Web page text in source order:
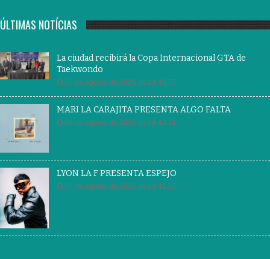
ÚLTIMAS NOTÍCIAS
La ciudad recibirá la Copa Internacional GTA de
Taekwondo
08 de agosto de 2026 às 14:45:55
MARI LA CARAJITA PRESENTA ALGO FALTA
08 de agosto de 2026 às 14:43:21
LYON LA F PRESENTA ESPEJO
08 de agosto de 2026 às 14:41:25